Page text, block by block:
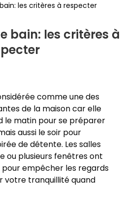
les critères à respecter
bain: les critères à
comme une des
de la maison car elle
le matin pour se préparer
aussi le soir pour
de détente. Les salles
ou plusieurs fenêtres ont
empêcher les regards
votre tranquillité quand